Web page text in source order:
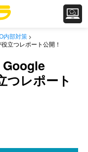
内部対策 >
立つレポート公開！
つレポート